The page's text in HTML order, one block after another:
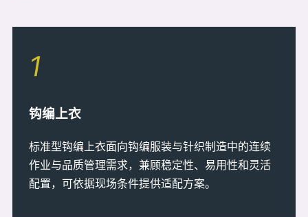
1
钩编上衣
标准型钩编上衣面向钩编服装与针织制造中的连续
作业与品质管理需求，兼顾稳定性、易用性和灵活
配置，可依据现场条件提供适配方案。